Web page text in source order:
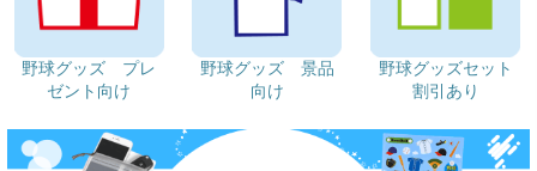
野球グッズ プレ
ゼント向け
野球グッズ 景品
向け
野球グッズセット
割引あり